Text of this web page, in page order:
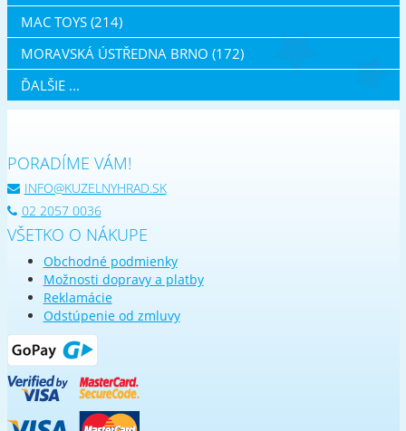
MAC TOYS (214)
MORAVSKÁ ÚSTŘEDNA BRNO (172)
ĎALŠIE ...
PORADÍME VÁM!
INFO@KUZELNYHRAD.SK
02 2057 0036
VŠETKO O NÁKUPE
Obchodné podmienky
Možnosti dopravy a platby
Reklamácie
Odstúpenie od zmluvy